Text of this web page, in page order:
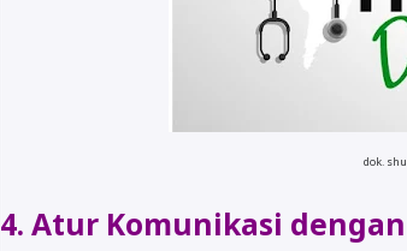
dok.
4. Atur Komunikasi